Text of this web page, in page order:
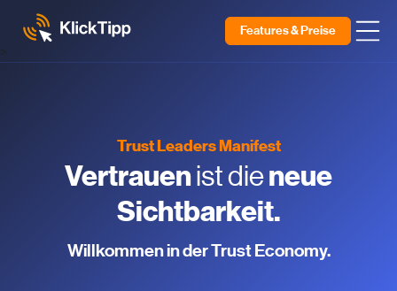
Features & Preise
>
Trust Leaders Manifest
Vertrauenist dieneue
Sichtbarkeit.
Willkommen in der Trust Economy.